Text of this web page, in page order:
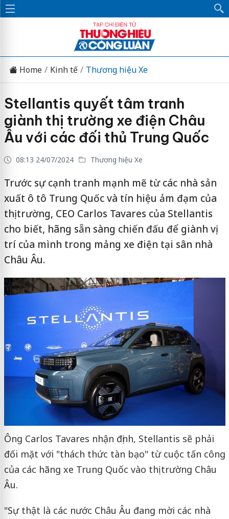
Home Kinh tế Thương hiệu Xe
Stellantis quyết tâm tranh
giành thị trường xe điện Châu
Âu với các đối thủ Trung Quốc
08:13 24/07/2024 Thương hiệu Xe
Trước sự cạnh tranh mạnh mẽ từ các nhà sản
xuất ô tô Trung Quốc và tín hiệu ảm đạm của
thị trường, CEO Carlos Tavares của Stellantis
cho biết, hãng sẵn sàng chiến đấu để giành vị
trí của mình trong mảng xe điện tại sân nhà
Châu Âu.
Ông Carlos Tavares nhận định, Stellantis sẽ phải
đối mặt với "thách thức tàn bạo" từ cuộc tấn công
của các hãng xe Trung Quốc vào thị trường Châu
Âu.
"Sự thật là các nước Châu Âu đang mời các nhà